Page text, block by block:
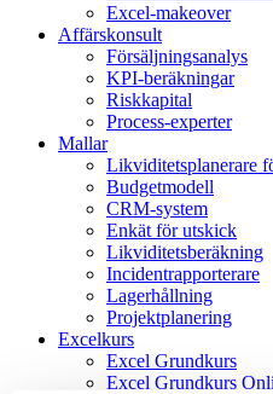
Excel-makeover
Affärskonsult
Försäljningsanalys
KPI-beräkningar
Riskkapital
Process-experter
Mallar
Likviditetsplanerare
Budgetmodell
CRM-system
Enkät för utskick
Likviditetsberäkning
Incidentrapporterare
Lagerhållning
Projektplanering
Excelkurs
Excel Grundkurs
Excel Grundkurs